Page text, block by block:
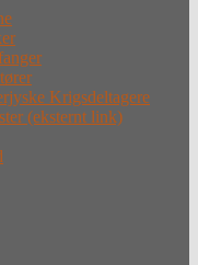
Krigsdeltagere
(eksternt link)